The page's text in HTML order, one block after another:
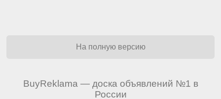
На полную версию
BuyReklama — доска объявлений №1 в
России